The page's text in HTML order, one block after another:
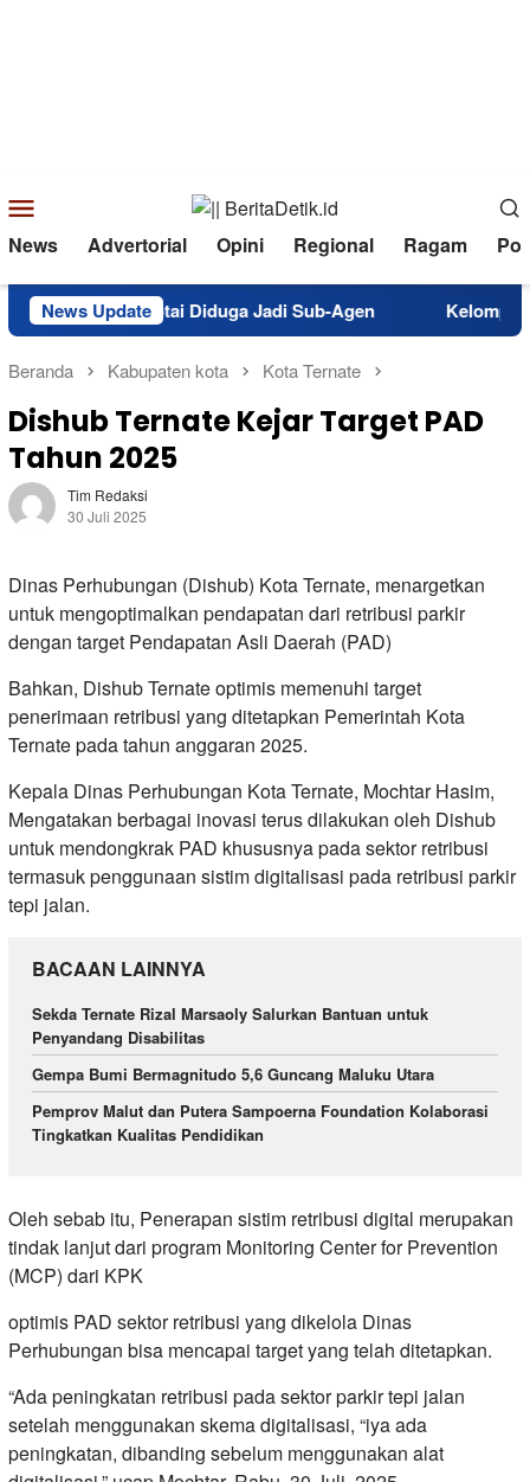
Mobile
News Advertorial Opini Regional Ragam
News Update
Diduga Jadi Sub-Agen Kelompok Tani Nita di
Beranda Kabupaten kota Kota Ternate
Dishub Ternate Kejar Target PAD
Tahun 2025
Tim Redaksi
30 Juli 2025
Dinas Perhubungan (Dishub) Kota Ternate, menargetkan
untuk mengoptimalkan pendapatan dari retribusi parkir
dengan target Pendapatan Asli Daerah (PAD)
Bahkan, Dishub Ternate optimis memenuhi target
penerimaan retribusi yang ditetapkan Pemerintah Kota
Ternate pada tahun anggaran 2025.
Kepala Dinas Perhubungan Kota Ternate, Mochtar Hasim,
Mengatakan berbagai inovasi terus dilakukan oleh Dishub
untuk mendongkrak PAD khususnya pada sektor retribusi
termasuk penggunaan sistim digitalisasi pada retribusi parkir
tepi jalan.
BACAAN LAINNYA
Sekda Ternate Rizal Marsaoly Salurkan Bantuan untuk
Penyandang Disabilitas
Gempa Bumi Bermagnitudo 5,6 Guncang Maluku Utara
Pemprov Malut dan Putera Sampoerna Foundation Kolaborasi
Tingkatkan Kualitas Pendidikan
Oleh sebab itu, Penerapan sistim retribusi digital merupakan
tindak lanjut dari program Monitoring Center for Prevention
(MCP) dari KPK
optimis PAD sektor retribusi yang dikelola Dinas
Perhubungan bisa mencapai target yang telah ditetapkan.
“Ada peningkatan retribusi pada sektor parkir tepi jalan
setelah menggunakan skema digitalisasi, “iya ada
peningkatan, dibanding sebelum menggunakan alat